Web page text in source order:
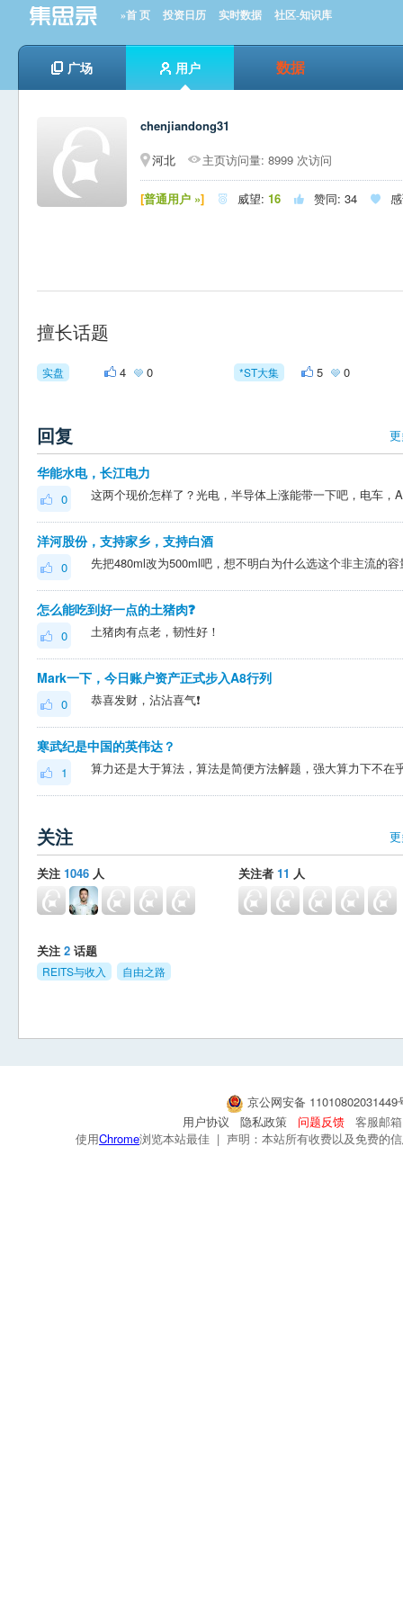
»首 页 投资日历 实时数据 社区-知识库
广场 用户 数据
chenjiandong31
河北
主页访问量: 8999 次访问
[普通用户 »]  威望: 16  赞同: 34 
擅长话题
实盘 4 0 *ST大集 5 0
回复
华能水电，长江电力
0
洋河股份，支持家乡，支持白酒
0 先把480ml改为500ml吧，想不明白为什么选这个非主流的容
怎么能吃到好一点的土猪肉❓
0 土猪肉有点老，韧性好！
Mark一下，今日账户资产正式步入A8行列
0 恭喜发财，沾沾喜气❗
寒武纪是中国的英伟达？
1
关注
关注 1046 人 关注者 11 人
关注 2 话题
REITS与收入 自由之路
京公网安备
用户协议
隐私政策 问题反馈
客服邮
使用Chrome浏览本站最佳 | 声明：本站所有收费以及免费的